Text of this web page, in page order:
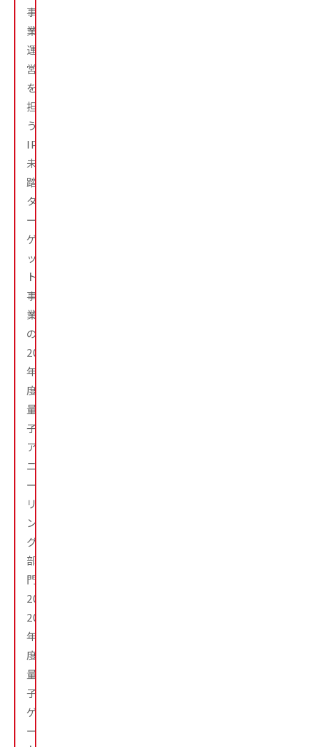
事
業
運
営
を
担
う。
IPA
未
踏
タ
ー
ゲ
ッ
ト
事
業
の
2018
年
度
量
子
ア
ニ
ー
リ
ン
グ
部
門、
2019・
2020
年
度
量
子
ゲ
ー